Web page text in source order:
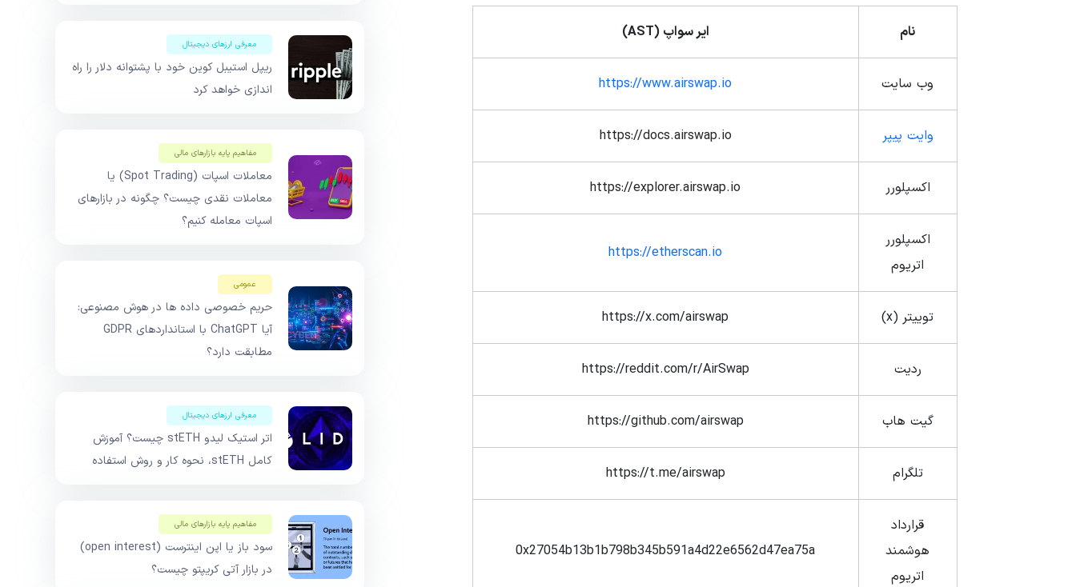
نام ایر سواپ (AST
)
وب سایت https://www.airswap.io
وایت پیپر https://docs.airswap.io
اکسپلورر https://explorer.airswap.io
اکسپلورر
اتریوم
https://etherscan.io
توییتر (x) https://x.com/airswap
ردیت https://reddit.com/r/AirSwap
گیت هاب https://github.com/airswap
تلگرام https://t.me/airswap
قرارداد
هوشمند
اتریوم
0x27054b13b1b798b345b591a4d22e6562d47ea75a
معرفی ارزهای دیجیتال
ریپل استیبل کوین خود با پشتوانه دلار را راه
اندازی خواهد کرد
مفاهیم پایه بازار‌های مالی
معاملات اسپات (Spot Trading) یا
معاملات نقدی چیست؟ چگونه در بازارهای
اسپات معامله کنیم؟
عمومی
حریم خصوصی داده ها در هوش مصنوعی:
آیا ChatGPT با استانداردهای GDPR
مطابقت دارد؟
معرفی ارزهای دیجیتال
اتر استیک لیدو stETH چیست؟ آموزش
کامل stETH، نحوه کار و روش استفاده
مفاهیم پایه بازار‌های مالی
سود باز یا اپن اینترست (open interest)
در بازار آتی کریپتو چیست؟